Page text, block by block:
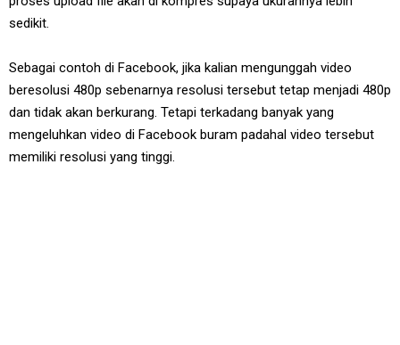
sedikit.
Sebagai contoh di Facebook, jika kalian mengunggah video
beresolusi 480p sebenarnya resolusi tersebut tetap menjadi 480p
dan tidak akan berkurang. Tetapi terkadang banyak yang
mengeluhkan video di Facebook buram padahal video tersebut
memiliki resolusi yang tinggi.